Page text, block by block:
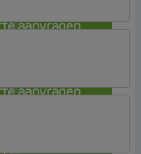
aanvragen
aanvragen